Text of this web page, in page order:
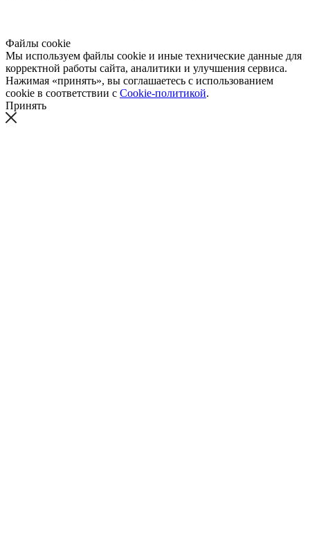
Файлы cookie
Мы используем файлы cookie и иные технические данные для
корректной работы сайта, аналитики и улучшения сервиса.
Нажимая «принять», вы соглашаетесь с использованием
cookie в соответствии с Cookie-политикой.
Принять